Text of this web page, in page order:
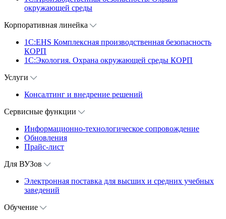
окружающей среды
Корпоративная линейка
1С:EHS Комплексная производственная безопасность
КОРП
1С:Экология. Охрана окружающей среды КОРП
Услуги
Консалтинг и внедрение решений
Сервисные функции
Информационно-технологическое сопровождение
Обновления
Прайс-лист
Для ВУЗов
Электронная поставка для высших и средних учебных
заведений
Обучение